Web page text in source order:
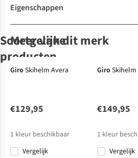
Eigenschappen
Soortgelijke
producten
-29%
Photo
€99,98
Originele prijs:
Expert
review
Expert
review
Meer van dit merk
Giro Skihelm Avera
€129,95
1 kleur beschikbaar
Vergelijk
Giro Skihelm
€149,95
1 kleur
Vergelijk